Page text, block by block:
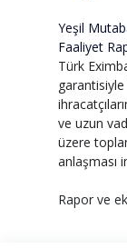
Yeşil
Faaliyet
Türk
ve uzun
üzere
anlaşması
Rapor ve